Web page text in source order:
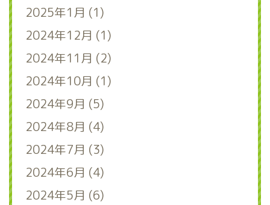
2025年1月 (1)
2024年12月 (1)
2024年11月 (2)
2024年10月 (1)
2024年9月 (5)
2024年8月 (4)
2024年7月 (3)
2024年6月 (4)
2024年5月 (6)